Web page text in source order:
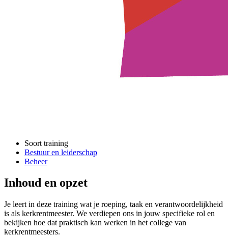
Soort training
Bestuur en leiderschap
Beheer
Inhoud en opzet
Je leert in deze training wat je roeping, taak en verantwoordelijkheid
is als kerkrentmeester. We verdiepen ons in jouw specifieke rol en
bekijken hoe dat praktisch kan werken in het college van
kerkrentmeesters.